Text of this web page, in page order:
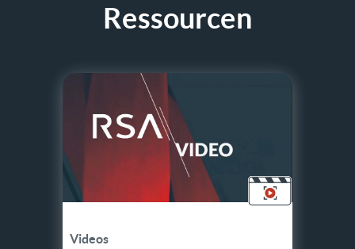
Ressourcen
Videos